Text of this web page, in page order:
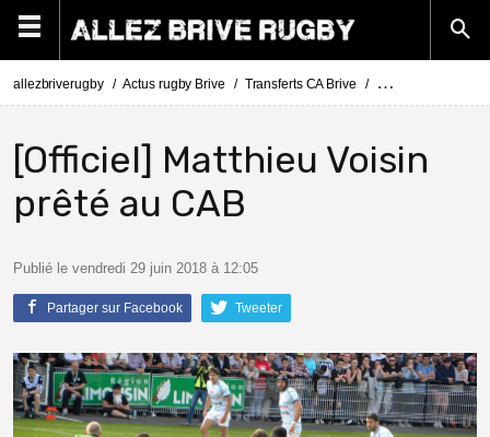
allezbriverugby Actus rugby Brive Transferts CA Brive Actus Transferts
[Officiel] Matthieu Voisin
prêté au CAB
Publié le vendredi 29 juin 2018 à 12:05
Partager sur Facebook Tweeter